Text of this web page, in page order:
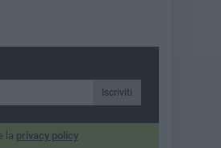
Iscriviti
la privacy policy